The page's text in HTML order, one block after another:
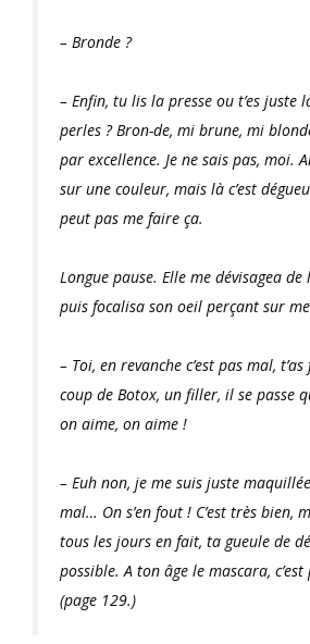
– Bronde ?
– Enfin, tu lis la presse ou t’es juste
perles ? Bron-de, mi brune, mi
par excellence. Je ne sais pas, moi.
sur une couleur, mais là c’est
peut pas me faire ça.
Longue pause. Elle me dévisagea
puis focalisa son oeil perçant sur
– Toi, en revanche c’est pas mal,
coup de Botox, un filler, il se passe
on aime, on aime !
– Euh non, je me suis juste
mal… On s’en fout ! C’est très bien,
tous les jours en fait, ta gueule de
possible. A ton âge le mascara,
(page 129.)